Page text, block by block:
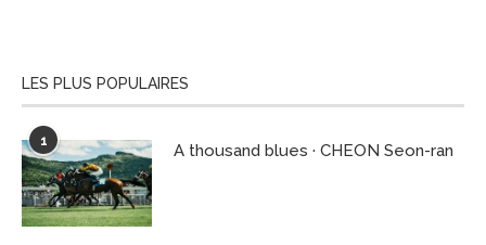
LES PLUS POPULAIRES
1 A thousand blues · CHEON Seon-ran